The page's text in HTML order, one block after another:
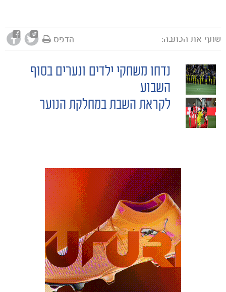
שתף את הכתבה: הדפס
POST
NAVIGATION
נדחו משחקי ילדים ונערים בסוף
השבוע
לקראת השבת במחלקת הנוער